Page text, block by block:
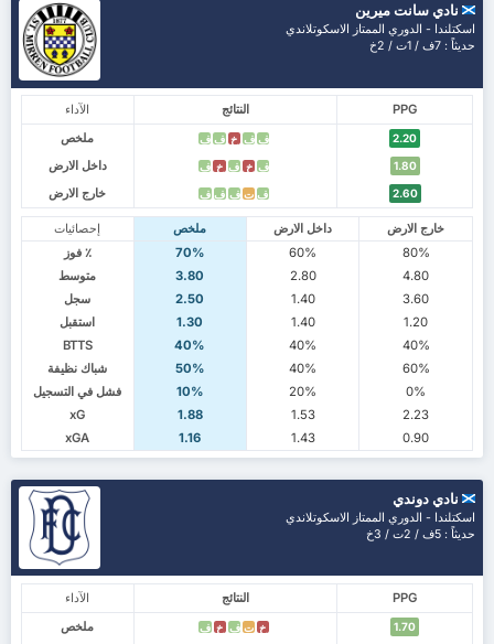
نادي سانت ميرين
اسكتلندا - الدوري الممتاز الاسكوتلاندي
حديثاً : 7ف / 1ت / 2خ
الآداء النتائج
PPG
ملخص
ف ف خ ف ف 2.20
داخل الارض ف خ ف خ ف 1.80
خارج الارض ف ت ف ف ف 2.60
إحصائيات ملخص داخل الارض
خارج الارض
٪ فوز
70% 60%
80%
متوسط
3.80 2.80
4.80
سجل
2.50 1.40
3.60
استقبل
1.30 1.40
1.20
BTTS
40% 40%
40%
شباك نظيفة
50% 40%
60%
فشل في التسجيل
10% 20%
0%
xG
1.88 1.53
2.23
xGA
1.16 1.43 0.90
نادي دوندي
اسكتلندا - الدوري الممتاز الاسكوتلاندي
حديثاً : 5ف / 2ت / 3خ
الآداء النتائج
PPG
ملخص
خ ت ف خ ف 1.70